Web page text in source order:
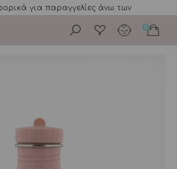
για παραγγελίες άνω των
0